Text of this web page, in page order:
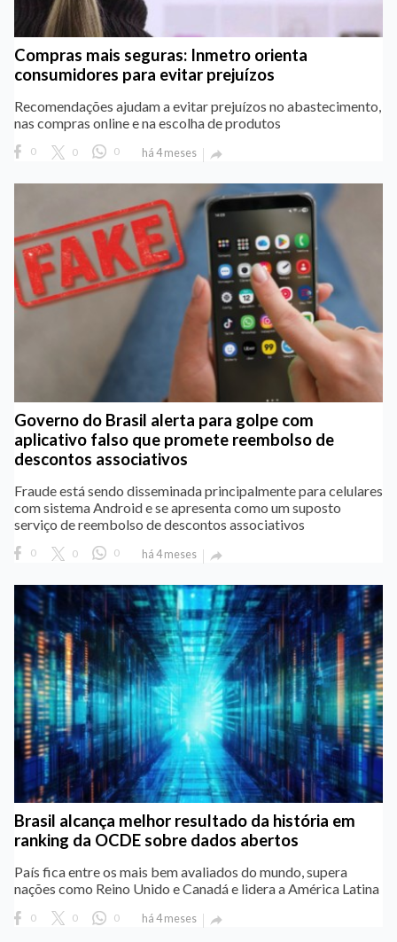
Compras mais seguras: Inmetro orienta
consumidores para evitar prejuízos
Recomendações ajudam a evitar prejuízos no abastecimento,
nas compras online e na escolha de produtos
0 0 0 há 4 meses 
Governo do Brasil alerta para golpe com
aplicativo falso que promete reembolso de
descontos associativos
Fraude está sendo disseminada principalmente para celulares
com sistema Android e se apresenta como um suposto
serviço de reembolso de descontos associativos
0 0 0 há 4 meses 
Brasil alcança melhor resultado da história em
ranking da OCDE sobre dados abertos
País fica entre os mais bem avaliados do mundo, supera
nações como Reino Unido e Canadá e lidera a América Latina
0 0 0 há 4 meses 